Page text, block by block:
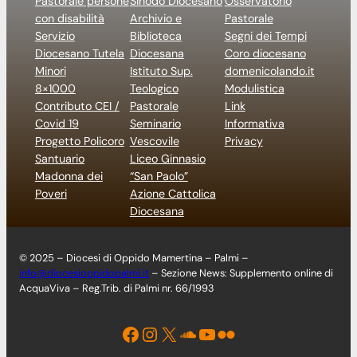
con disabilità
Servizio
Diocesano Tutela
Minori
8×1000
Contributo CEI /
Covid 19
Progetto Policoro
Santuario
Madonna dei
Poveri
Archivio e
Biblioteca
Diocesana
Istituto Sup.
Teologico
Pastorale
Seminario
Vescovile
Liceo Ginnasio
“San Paolo”
Azione Cattolica
Diocesana
Pastorale
Segni dei Tempi
Coro diocesano
domenicolando.it
Modulistica
Link
Informativa
Privacy
© 2025 – Diocesi di Oppido Mamertina – Palmi –
info@diocesioppidopalmi.it – Sezione News: Supplemento online di
AcquaViva – Reg.Trib. di Palmi nr. 66/1993
Facebook Instagram X Soundcloud YouTube Flickr